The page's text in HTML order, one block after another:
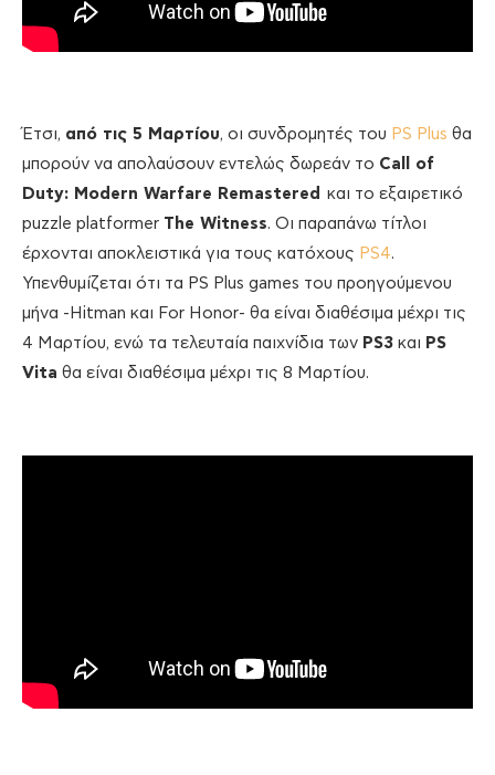
Έτσι, από τις 5 Μαρτίου, οι συνδρομητές του PS Plus θα
μπορούν να απολαύσουν εντελώς δωρεάν το Call of
Duty: Modern Warfare Remastered και το εξαιρετικό
puzzle platformer The Witness. Οι παραπάνω τίτλοι
έρχονται αποκλειστικά για τους κατόχους PS4.
Υπενθυμίζεται ότι τα PS Plus games του προηγούμενου
μήνα -Hitman και For Honor- θα είναι διαθέσιμα μέχρι τις
4 Μαρτίου, ενώ τα τελευταία παιχνίδια των PS3 και PS
Vita θα είναι διαθέσιμα μέχρι τις 8 Μαρτίου.